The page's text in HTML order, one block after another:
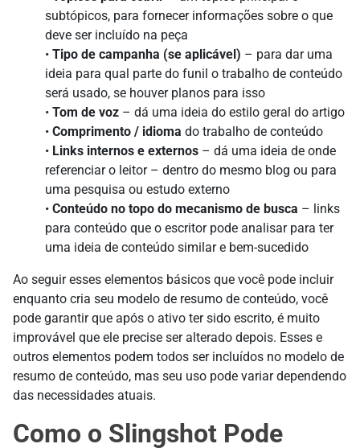
subtópicos, para fornecer informações sobre o que
deve ser incluído na peça
• Tipo de campanha (se aplicável) – para dar uma
ideia para qual parte do funil o trabalho de conteúdo
será usado, se houver planos para isso
• Tom de voz – dá uma ideia do estilo geral do artigo
• Comprimento / idioma do trabalho de conteúdo
• Links internos e externos – dá uma ideia de onde
referenciar o leitor – dentro do mesmo blog ou para
uma pesquisa ou estudo externo
• Conteúdo no topo do mecanismo de busca – links
para conteúdo que o escritor pode analisar para ter
uma ideia de conteúdo similar e bem-sucedido
Ao seguir esses elementos básicos que você pode incluir
enquanto cria seu modelo de resumo de conteúdo, você
pode garantir que após o ativo ter sido escrito, é muito
improvável que ele precise ser alterado depois. Esses e
outros elementos podem todos ser incluídos no modelo de
resumo de conteúdo, mas seu uso pode variar dependendo
das necessidades atuais.
Como o Slingshot Pode